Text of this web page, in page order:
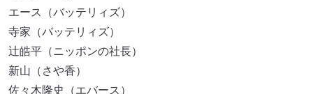
エース（バッテリィズ）
寺家（バッテリィズ）
辻皓平（ニッポンの社長）
新山（さや香）
佐々木隆史（エバース）